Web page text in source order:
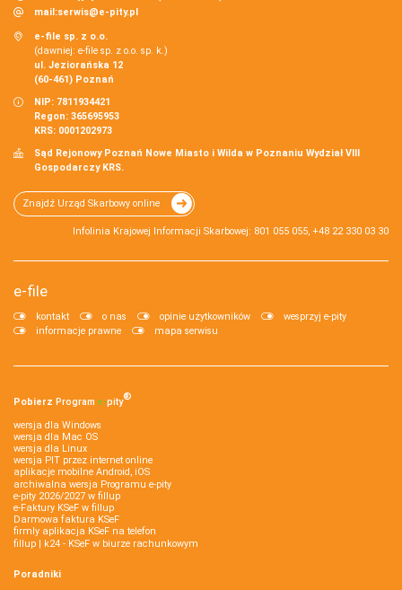
mail:serwis@e-pity.pl
e-file sp. z o.o.
(dawniej: e-file sp. z o.o. sp. k.)
ul. Jeziorańska 12
(60-461) Poznań
NIP: 7811934421
Regon: 365695953
KRS: 0001202973
Sąd Rejonowy Poznań Nowe Miasto i Wilda w Poznaniu Wydział VIII
Gospodarczy KRS.
Znajdź Urząd Skarbowy online
Infolinia Krajowej Informacji Skarbowej: 801 055 055, +48 22 330 03 30
e-file
kontakt o nas opinie użytkowników
wesprzyj e-pity
informacje prawne
mapa serwisu
Pobierz Program e‑pity®
wersja dla Windows
wersja dla Mac OS
wersja dla Linux
wersja PIT przez internet online
aplikacje mobilne Android, iOS
archiwalna wersja Programu e-pity
e-pity 2026/2027 w fillup
e‑Faktury KSeF w fillup
Darmowa faktura KSeF
firmly aplikacja KSeF na telefon
fillup | k24 - KSeF w biurze rachunkowym
Poradniki